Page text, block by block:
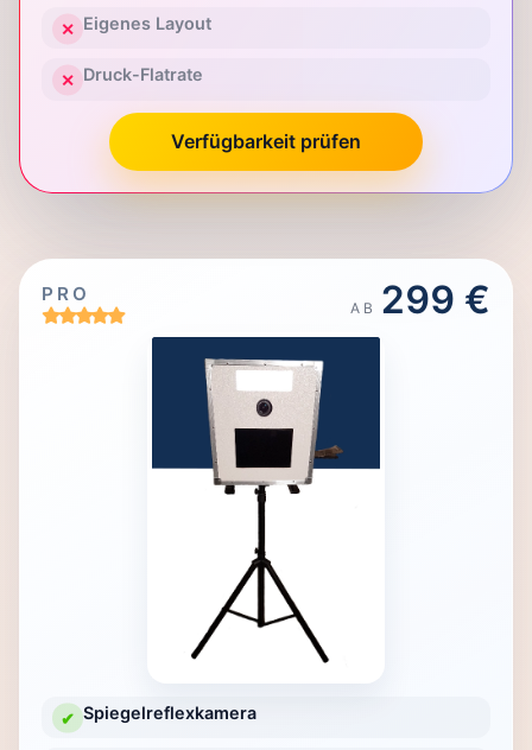
✕ Eigenes Layout
✕ Druck-Flatrate
Verfügbarkeit prüfen
PRO
AB 299 €
✔ Spiegelreflexkamera